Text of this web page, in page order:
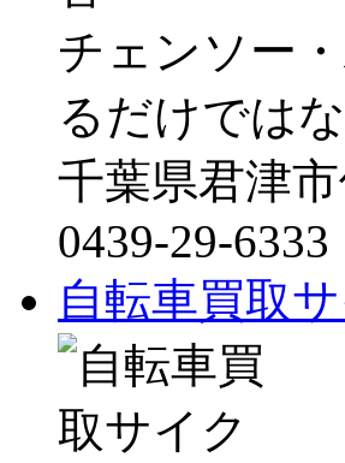
チェンソー
るだけでは
千葉県君津
0439-29-6333
自転車買取